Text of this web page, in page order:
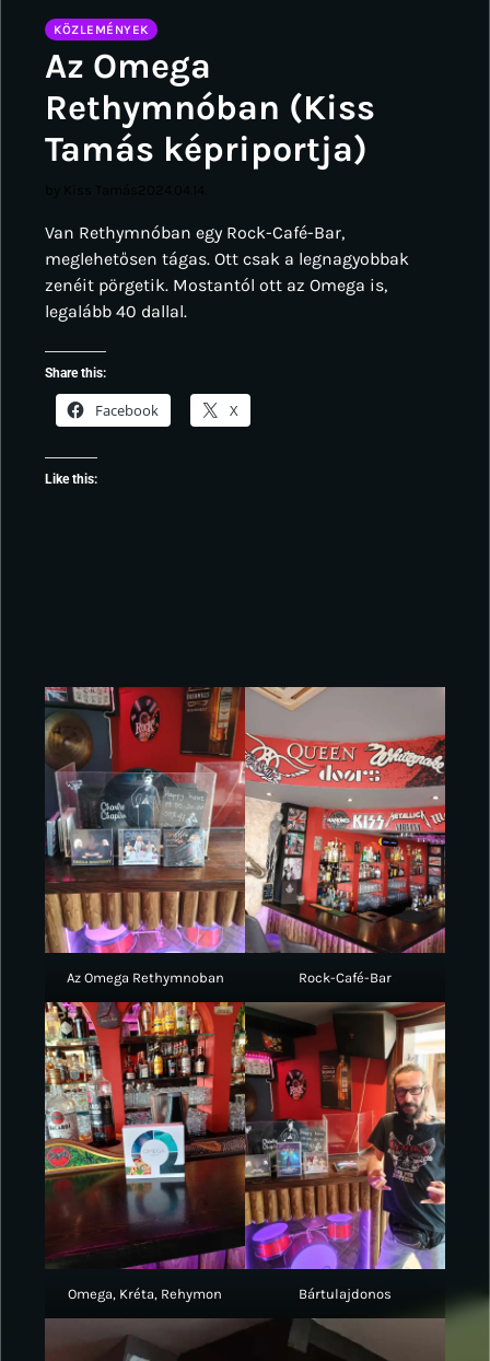
KÖZLEMÉNYEK
Az Omega
Rethymnóban (Kiss
Tamás képriportja)
Van Rethymnóban egy Rock-Café-Bar,
meglehetősen tágas. Ott csak a legnagyobbak
zenéit pörgetik. Mostantól ott az Omega is,
legalább 40 dallal.
Share this:
Facebook X
Like this:
Az Omega Rethymnoban Rock-Café-Bar
Omega, Kréta, Rehymon Bártulajdonos